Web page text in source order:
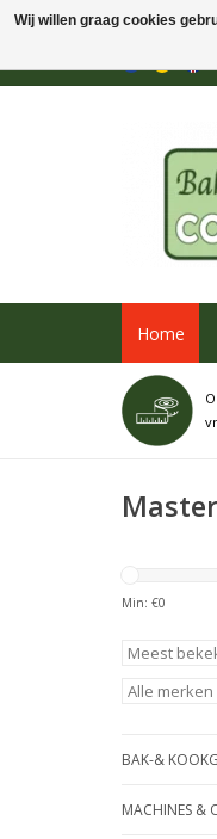
Home
Min: €0
BAK-&
MACHINES &
Wij willen graag cookies